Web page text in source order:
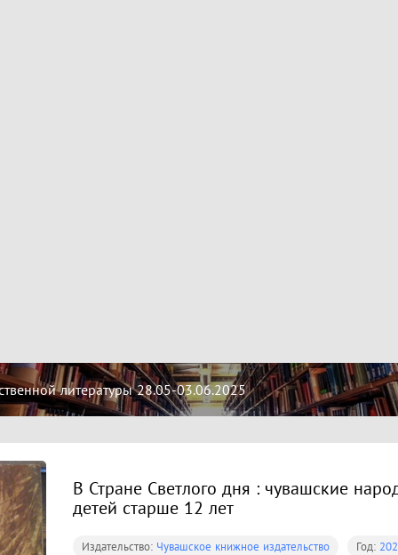
литературы 28.05-03.06.2025
В Стране Светлого дня : чувашские
детей старше 12 лет
Издательство: Чувашское книжное издательство Год: